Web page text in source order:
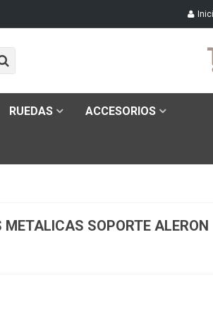
RUEDAS ACCESORIOS
SOPORTE ALERON